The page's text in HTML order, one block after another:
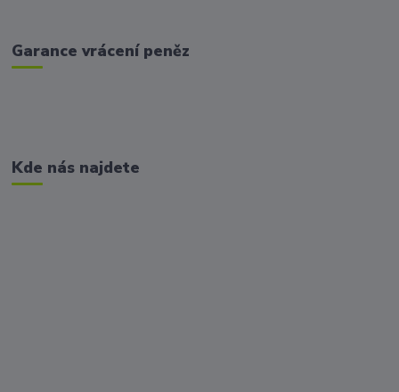
Garance vrácení peněz
Kde nás najdete